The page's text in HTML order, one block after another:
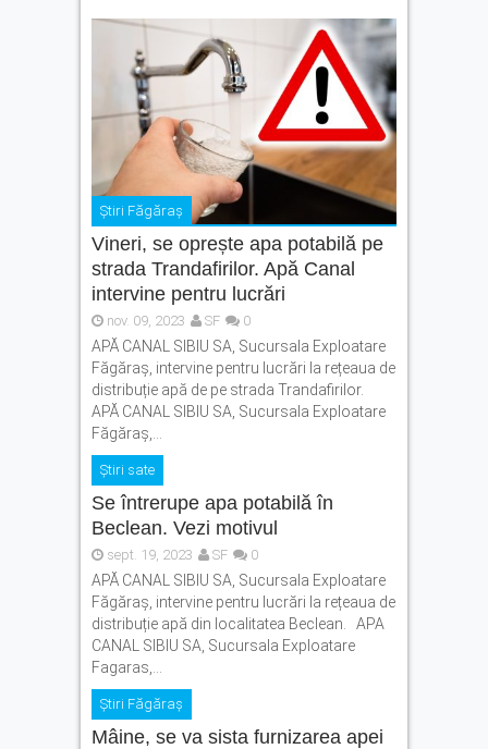
Știri Făgăraș
Vineri, se oprește apa potabilă pe
strada Trandafirilor. Apă Canal
intervine pentru lucrări
nov. 09, 2023 SF 0
APĂ CANAL SIBIU SA, Sucursala Exploatare
Făgăraș, intervine pentru lucrări la rețeaua de
distribuție apă de pe strada Trandafirilor.
APĂ CANAL SIBIU SA, Sucursala Exploatare
Făgăraș,...
Știri sate
Se întrerupe apa potabilă în
Beclean. Vezi motivul
sept. 19, 2023 SF 0
APĂ CANAL SIBIU SA, Sucursala Exploatare
Făgăraș, intervine pentru lucrări la rețeaua de
distribuție apă din localitatea Beclean. APA
CANAL SIBIU SA, Sucursala Exploatare
Fagaras,...
Știri Făgăraș
Mâine, se va sista furnizarea apei